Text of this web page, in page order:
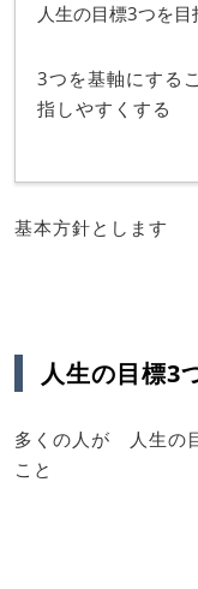
人生の目標3つを
3つを基軸にする
指しやすくする
基本方針とします
人生の目標3
多くの人が 人生の
こと